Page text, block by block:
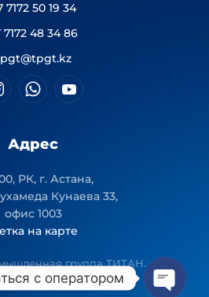
7172 50 19 34
7172 48 34 86
Адрес
РК, г. Астана,
Кунаева 33,
офис 1003
на карте
группа ТИТАН.
с оператором